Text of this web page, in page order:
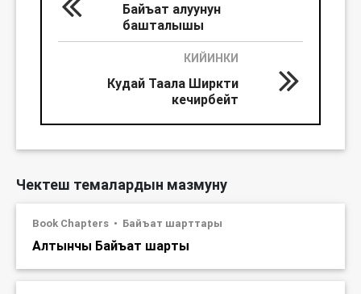
Чектеш темалардын мазмуну
Book Chapters Байъат шарттары
Алтынчы Байъат шарты
Байъат алуунун
башталышы
КИЙИНКИ
Кудай Таала Ширкти
кечирбейт